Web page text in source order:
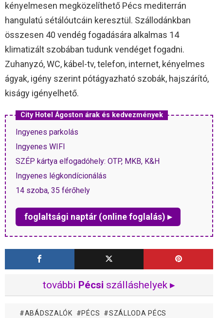
kényelmesen megközelíthető Pécs mediterrán
hangulatú sétálóutcáin keresztül. Szállodánkban
összesen 40 vendég fogadására alkalmas 14
klimatizált szobában tudunk vendéget fogadni.
Zuhanyzó, WC, kábel-tv, telefon, internet, kényelmes
ágyak, igény szerint pótágyazható szobák, hajszárító,
kiságy igényelhető.
City Hotel Ágoston árak és kedvezmények
Ingyenes parkolás
Ingyenes WIFI
SZÉP kártya elfogadóhely: OTP, MKB, K&H
Ingyenes légkondícionálás
14 szoba, 35 férőhely
foglaltsági naptár (online foglalás) ▸
további Pécsi szálláshelyek ▸
ABÁDSZALÓK PÉCS SZÁLLODA PÉCS